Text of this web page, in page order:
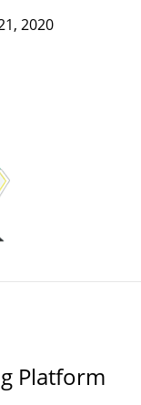
2020
Platform